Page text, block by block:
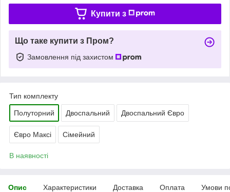
Купити з
Що таке купити з Пром?
Замовлення під захистом
Тип комплекту
Полуторний Двоспальний Двоспальний Євро
Євро Максі Сімейний
В наявності
Опис Характеристики Доставка Оплата Умови